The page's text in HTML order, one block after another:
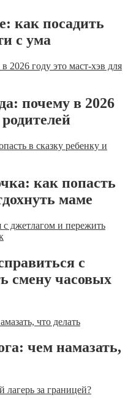
как посадить
с ума
почему в 2026
как попасть
маме
с
смену часовых
чем намазать,